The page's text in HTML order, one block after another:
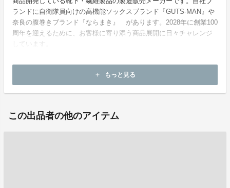
ランドに自衛隊員向けの高機能ソックスブランド『GUTS-MAN』や
奈良の腹巻きブランド『ならまき』 があります。2028年に創業100
周年を迎えるために、お客様に寄り添う商品展開に日々チャレンジ
しています。
add もっと見る
この出品者の他のアイテム